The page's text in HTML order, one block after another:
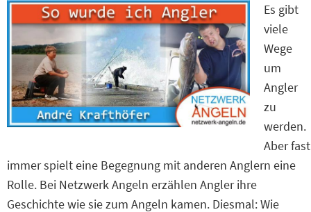
Es gibt
viele
Wege
um
Angler
zu
werden.
Aber fast
immer spielt eine Begegnung mit anderen Anglern eine
Rolle. Bei Netzwerk Angeln erzählen Angler ihre
Geschichte wie sie zum Angeln kamen. Diesmal: Wie